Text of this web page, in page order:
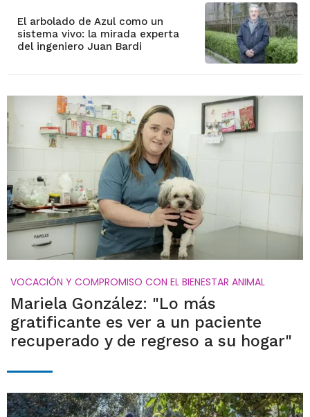
El arbolado de Azul como un
sistema vivo: la mirada experta
del ingeniero Juan Bardi
VOCACIÓN Y COMPROMISO CON EL BIENESTAR ANIMAL
Mariela González: "Lo más
gratificante es ver a un paciente
recuperado y de regreso a su hogar"